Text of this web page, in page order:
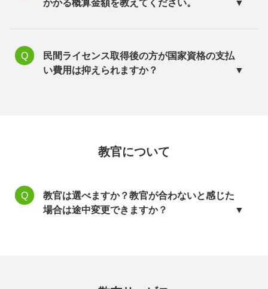
民間ライセンス取得後の方が国家資格の支払
い費用は抑えられますか？
教官について
教官は選べますか？教官が合わないと感じた
場合は途中変更できますか？